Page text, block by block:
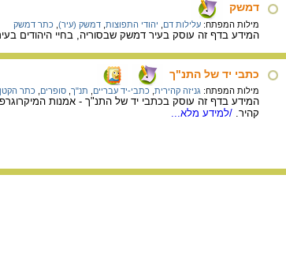
דמשק
מילות המפתח: עלילות דם יהודי התפוצות דמשק (עיר) כתר דמשק
המידע בדף זה עוסק בעיר דמשק שבסוריה, בחיי היהודים
כתבי יד של התנ"ך
מילות המפתח: גניזה קהירית כתבי-יד עבריים תנ"ך סופרים כתר הקטן
המידע בדף זה עוסק בכתבי יד של התנ"ך - אמנות
קהיר. /למידע מלא...